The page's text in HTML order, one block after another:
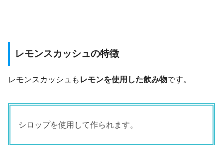
レモンスカッシュの特徴
レモンスカッシュも レモンを使用した飲み物です。
シロップを使用して作られます。